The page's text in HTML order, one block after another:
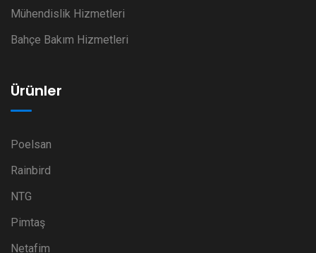
Mühendislik Hizmetleri
Bahçe Bakım Hizmetleri
Ürünler
Poelsan
Rainbird
NTG
Pimtaş
Netafim